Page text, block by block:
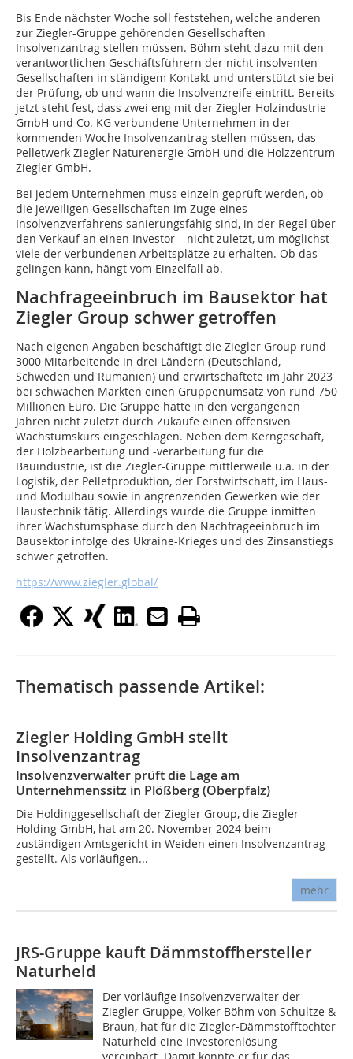
Bis Ende nächster Woche soll feststehen, welche anderen
zur Ziegler-Gruppe gehörenden Gesellschaften
Insolvenzantrag stellen müssen. Böhm steht dazu mit den
verantwortlichen Geschäftsführern der nicht insolventen
Gesellschaften in ständigem Kontakt und unterstützt sie bei
der Prüfung, ob und wann die Insolvenzreife eintritt. Bereits
jetzt steht fest, dass zwei eng mit der Ziegler Holzindustrie
GmbH und Co. KG verbundene Unternehmen in der
kommenden Woche Insolvenzantrag stellen müssen, das
Pelletwerk Ziegler Naturenergie GmbH und die Holzzentrum
Ziegler GmbH.
Bei jedem Unternehmen muss einzeln geprüft werden, ob
die jeweiligen Gesellschaften im Zuge eines
Insolvenzverfahrens sanierungsfähig sind, in der Regel über
den Verkauf an einen Investor – nicht zuletzt, um möglichst
viele der verbundenen Arbeitsplätze zu erhalten. Ob das
gelingen kann, hängt vom Einzelfall ab.
Nachfrageeinbruch im Bausektor hat
Ziegler Group schwer getroffen
Nach eigenen Angaben beschäftigt die Ziegler Group rund
3000 Mitarbeitende in drei Ländern (Deutschland,
Schweden und Rumänien) und erwirtschaftete im Jahr 2023
bei schwachen Märkten einen Gruppenumsatz von rund 750
Millionen Euro. Die Gruppe hatte in den vergangenen
Jahren nicht zuletzt durch Zukäufe einen offensiven
Wachstumskurs eingeschlagen. Neben dem Kerngeschäft,
der Holzbearbeitung und -verarbeitung für die
Bauindustrie, ist die Ziegler-Gruppe mittlerweile u.a. in der
Logistik, der Pelletproduktion, der Forstwirtschaft, im Haus-
und Modulbau sowie in angrenzenden Gewerken wie der
Haustechnik tätig. Allerdings wurde die Gruppe inmitten
ihrer Wachstumsphase durch den Nachfrageeinbruch im
Bausektor infolge des Ukraine-Krieges und des Zinsanstiegs
schwer getroffen.
https://www.ziegler.global/
Thematisch passende Artikel:
Ziegler Holding GmbH stellt
Insolvenzantrag
Insolvenzverwalter prüft die Lage am
Unternehmenssitz in Plößberg (Oberpfalz)
Die Holdinggesellschaft der Ziegler Group, die Ziegler
Holding GmbH, hat am 20. November 2024 beim
zuständigen Amtsgericht in Weiden einen Insolvenzantrag
gestellt. Als vorläufigen...
mehr
JRS-Gruppe kauft Dämmstoffhersteller
Naturheld
Der vorläufige Insolvenzverwalter der
Ziegler-Gruppe, Volker Böhm von Schultze &
Braun, hat für die Ziegler-Dämmstofftochter
Naturheld eine Investorenlösung